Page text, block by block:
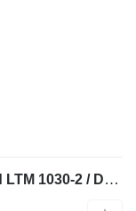
Liebherr Zubehör = LTM 1030-2.1 und LTM 1030-2 / Doppelklappspitze 8,6 /